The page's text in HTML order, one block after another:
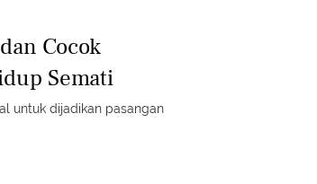
Cocok
Semati
untuk dijadikan pasangan